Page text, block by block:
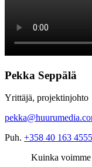
Pekka Seppälä
Yrittäjä, projektinjohto
Puh. +358 40 163 4555
Kuinka voimme